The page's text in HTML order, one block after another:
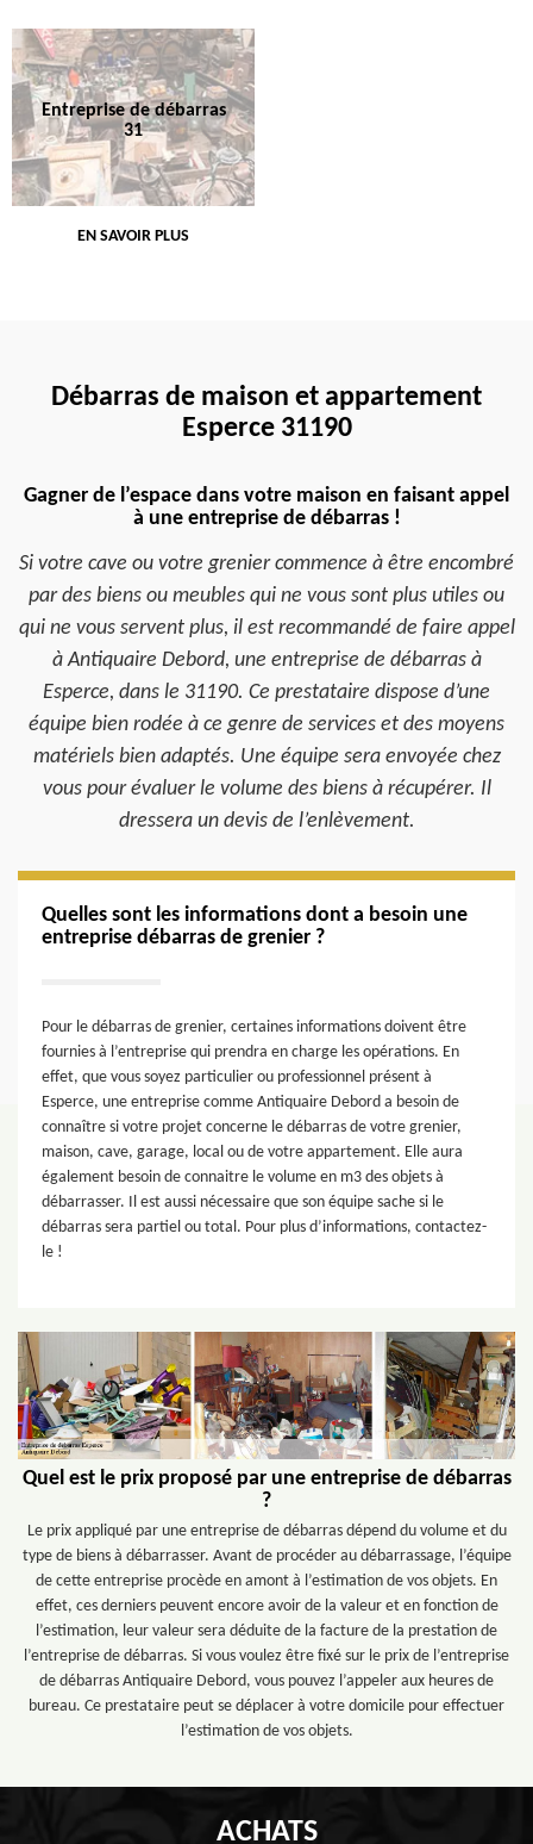
Entreprise de débarras
31
EN SAVOIR PLUS
Débarras de maison et appartement
Esperce 31190
Gagner de l’espace dans votre maison en faisant appel
à une entreprise de débarras !
Si votre cave ou votre grenier commence à être encombré
par des biens ou meubles qui ne vous sont plus utiles ou
qui ne vous servent plus, il est recommandé de faire appel
à Antiquaire Debord, une entreprise de débarras à
Esperce, dans le 31190. Ce prestataire dispose d’une
équipe bien rodée à ce genre de services et des moyens
matériels bien adaptés. Une équipe sera envoyée chez
vous pour évaluer le volume des biens à récupérer. Il
dressera un devis de l’enlèvement.
Quelles sont les informations dont a besoin une
entreprise débarras de grenier ?
Pour le débarras de grenier, certaines informations doivent être
fournies à l’entreprise qui prendra en charge les opérations. En
effet, que vous soyez particulier ou professionnel présent à
Esperce, une entreprise comme Antiquaire Debord a besoin de
connaître si votre projet concerne le débarras de votre grenier,
maison, cave, garage, local ou de votre appartement. Elle aura
également besoin de connaitre le volume en m3 des objets à
débarrasser. Il est aussi nécessaire que son équipe sache si le
débarras sera partiel ou total. Pour plus d’informations, contactez-
le !
Quel est le prix proposé par une entreprise de débarras
?
Le prix appliqué par une entreprise de débarras dépend du volume et du
type de biens à débarrasser. Avant de procéder au débarrassage, l’équipe
de cette entreprise procède en amont à l’estimation de vos objets. En
effet, ces derniers peuvent encore avoir de la valeur et en fonction de
l’estimation, leur valeur sera déduite de la facture de la prestation de
l’entreprise de débarras. Si vous voulez être fixé sur le prix de l’entreprise
de débarras Antiquaire Debord, vous pouvez l’appeler aux heures de
bureau. Ce prestataire peut se déplacer à votre domicile pour effectuer
l’estimation de vos objets.
ACHATS